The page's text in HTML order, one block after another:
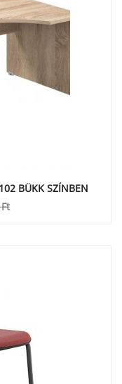
BÜKK SZÍNBEN
Ft